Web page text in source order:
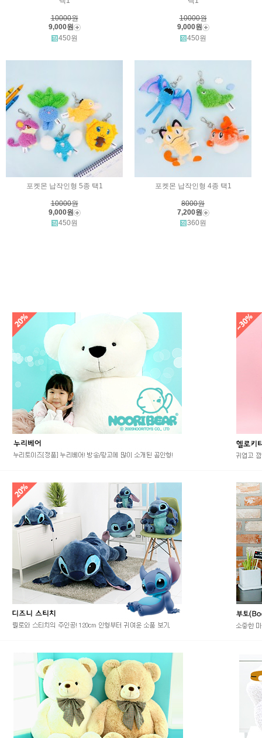
10000원
9,000원
450원
10000원
9,000원
450원
포켓몬 납작인형 5종 택1
10000원
9,000원
450원
포켓몬 납작인형 4종 택1
8000원
7,200원
360원